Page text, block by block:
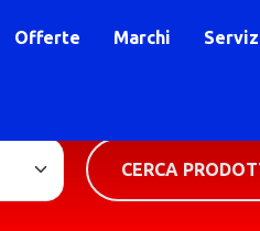
Offerte Marchi
CERCA